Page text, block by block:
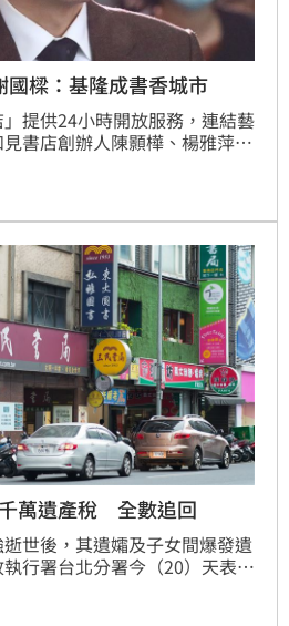
樑：基隆成書香城市
提供24小時開放服務，連結藝
書店創辦人陳顥樺、楊雅萍夫
響，鼓勵更多書店與文化創意
萬遺產稅 全數追回
世後，其遺孀及子女間爆發遺
行署台北分署今（20）天表